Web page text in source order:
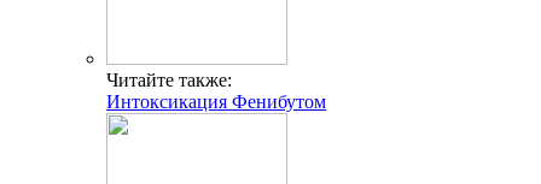
Читайте также:
Интоксикация Фенибутом